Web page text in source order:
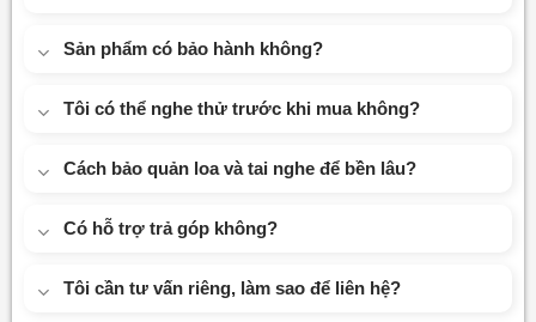
Sản phẩm có bảo hành không?
Tôi có thể nghe thử trước khi mua không?
Cách bảo quản loa và tai nghe để bền lâu?
Có hỗ trợ trả góp không?
Tôi cần tư vấn riêng, làm sao để liên hệ?